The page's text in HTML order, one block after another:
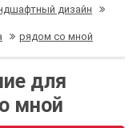
дизайн
рядом со мной
для
мной